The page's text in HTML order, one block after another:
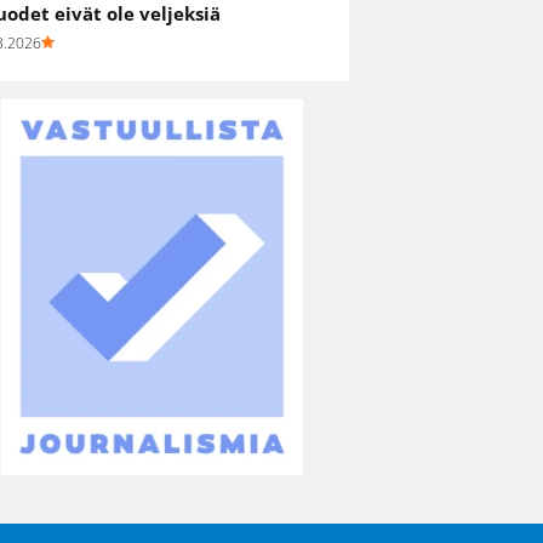
eivät ole veljeksiä